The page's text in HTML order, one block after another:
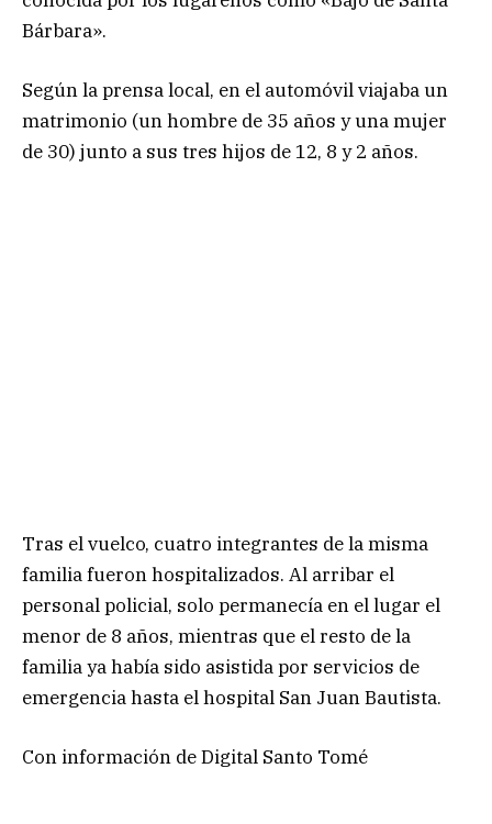
Bárbara».
Según la prensa local, en el automóvil viajaba un
matrimonio (un hombre de 35 años y una mujer
de 30) junto a sus tres hijos de 12, 8 y 2 años.
Tras el vuelco, cuatro integrantes de la misma
familia fueron hospitalizados. Al arribar el
personal policial, solo permanecía en el lugar el
menor de 8 años, mientras que el resto de la
familia ya había sido asistida por servicios de
emergencia hasta el hospital San Juan Bautista.
Con información de Digital Santo Tomé